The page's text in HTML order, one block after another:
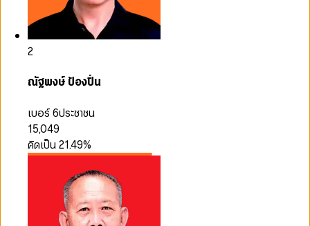
2
ณัฐพงษ์ ป้องปิ่น
เบอร์ 6ประชาชน
15,049
คิดเป็น21.49%